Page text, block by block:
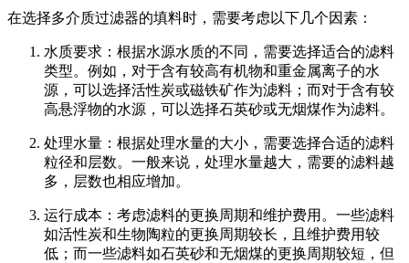
在选择多介质过滤器的填料时，需要考虑以下几个因素：
水质要求：根据水源水质的不同，需要选择适合的滤料
类型。例如，对于含有较高有机物和重金属离子的水
源，可以选择活性炭或磁铁矿作为滤料；而对于含有较
高悬浮物的水源，可以选择石英砂或无烟煤作为滤料。
处理水量：根据处理水量的大小，需要选择合适的滤料
粒径和层数。一般来说，处理水量越大，需要的滤料越
多，层数也相应增加。
运行成本：考虑滤料的更换周期和维护费用。一些滤料
如活性炭和生物陶粒的更换周期较长，且维护费用较
低；而一些滤料如石英砂和无烟煤的更换周期较短，但